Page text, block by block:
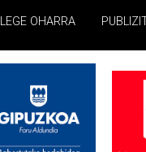
LEGE OHARRA